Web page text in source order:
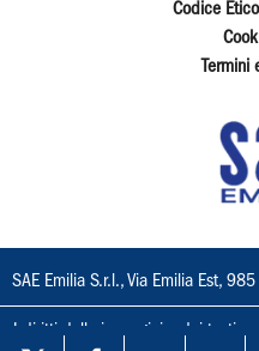
Codice
Termini
SAE Emilia S.r.l., Via Emilia Est,
I diritti delle immagini e dei testi